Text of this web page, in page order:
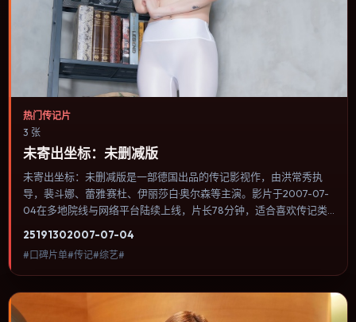
热门传记片
3 张
未寄出坐标：未删减版
未寄出坐标：未删减版是一部德国出品的传记影视作，由洪常秀执
导，裴斗娜、蕾雅·赛杜、伊丽莎白·奥尔森等主演。影片于2007-07-
04在多地院线与网络平台陆续上线，片长78分钟，适合喜欢传记类
与情节推进，节奏与视听语言统一，可作为休闲观影或类型片补片的
选择。
25191302007-07-04
#口碑片单#传记#综艺#